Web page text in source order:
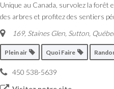
Unique au Canada, survolez la forêt
des arbres et profitez des sentiers
169, Staines Glen, Sutton
Plein air Quoi Faire
450 538-5639